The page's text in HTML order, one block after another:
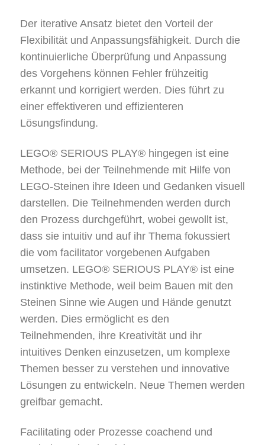
Der iterative Ansatz bietet den Vorteil der
Flexibilität und Anpassungsfähigkeit. Durch die
kontinuierliche Überprüfung und Anpassung
des Vorgehens können Fehler frühzeitig
erkannt und korrigiert werden. Dies führt zu
einer effektiveren und effizienteren
Lösungsfindung.
LEGO® SERIOUS PLAY® hingegen ist eine
Methode, bei der Teilnehmende mit Hilfe von
LEGO-Steinen ihre Ideen und Gedanken visuell
darstellen. Die Teilnehmenden werden durch
den Prozess durchgeführt, wobei gewollt ist,
dass sie intuitiv und auf ihr Thema fokussiert
die vom facilitator vorgebenen Aufgaben
umsetzen. LEGO® SERIOUS PLAY® ist eine
instinktive Methode, weil beim Bauen mit den
Steinen Sinne wie Augen und Hände genutzt
werden. Dies ermöglicht es den
Teilnehmenden, ihre Kreativität und ihr
intuitives Denken einzusetzen, um komplexe
Themen besser zu verstehen und innovative
Lösungen zu entwickeln. Neue Themen werden
greifbar gemacht.
Facilitating oder Prozesse coachend und